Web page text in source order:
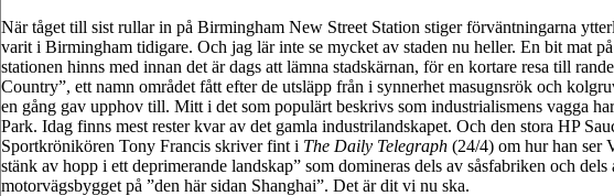
När tåget till sist rullar in på Birmingham New Street Station stiger förväntningarna
varit i Birmingham tidigare. Och jag lär inte se mycket av staden nu heller. En bit mat
stationen hinns med innan det är dags att lämna stadskärnan, för en kortare resa till
Country”, ett namn området fått efter de utsläpp från i synnerhet masugnsrök och
en gång gav upphov till. Mitt i det som populärt beskrivs som industrialismens vagga
Park. Idag finns mest rester kvar av det gamla industrilandskapet. Och den stora HP
Sportkrönikören Tony Francis skriver fint i The Daily Telegraph (24/4) om hur han ser
stänk av hopp i ett deprimerande landskap” som domineras dels av såsfabriken och dels
motorvägsbygget på ”den här sidan Shanghai”. Det är dit vi nu ska.